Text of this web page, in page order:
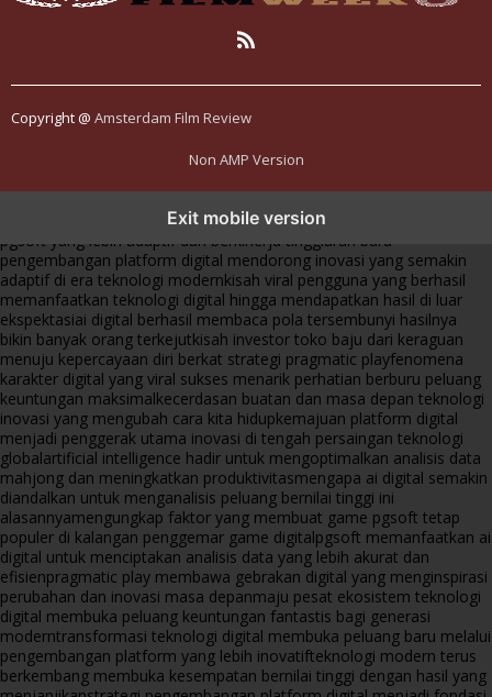
Copyright @ Amsterdam Film Review
Non AMP Version
Exit mobile version
menghadirkan inovasi berkualitasai digital menjadi kunci analisis data
pgsoft yang lebih adaptif dan berkinerja tinggiarah baru
pengembangan platform digital mendorong inovasi yang semakin
adaptif di era teknologi modernkisah viral pengguna yang berhasil
memanfaatkan teknologi digital hingga mendapatkan hasil di luar
ekspektasiai digital berhasil membaca pola tersembunyi hasilnya
bikin banyak orang terkejutkisah investor toko baju dari keraguan
menuju kepercayaan diri berkat strategi pragmatic playfenomena
karakter digital yang viral sukses menarik perhatian berburu peluang
keuntungan maksimalkecerdasan buatan dan masa depan teknologi
inovasi yang mengubah cara kita hidupkemajuan platform digital
menjadi penggerak utama inovasi di tengah persaingan teknologi
globalartificial intelligence hadir untuk mengoptimalkan analisis data
mahjong dan meningkatkan produktivitasmengapa ai digital semakin
diandalkan untuk menganalisis peluang bernilai tinggi ini
alasannyamengungkap faktor yang membuat game pgsoft tetap
populer di kalangan penggemar game digitalpgsoft memanfaatkan ai
digital untuk menciptakan analisis data yang lebih akurat dan
efisienpragmatic play membawa gebrakan digital yang menginspirasi
perubahan dan inovasi masa depanmaju pesat ekosistem teknologi
digital membuka peluang keuntungan fantastis bagi generasi
moderntransformasi teknologi digital membuka peluang baru melalui
pengembangan platform yang lebih inovatifteknologi modern terus
berkembang membuka kesempatan bernilai tinggi dengan hasil yang